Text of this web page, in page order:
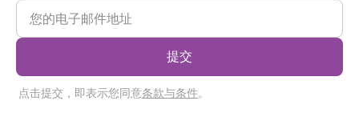
提交
点击提交，即表示您同意条款与条件。